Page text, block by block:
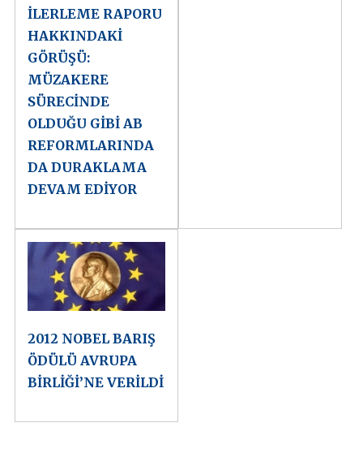
İLERLEME RAPORU
HAKKINDAKİ
GÖRÜŞÜ:
MÜZAKERE
SÜRECİNDE
OLDUĞU GİBİ AB
REFORMLARINDA
DA DURAKLAMA
DEVAM EDİYOR
2012 NOBEL BARIŞ
ÖDÜLÜ AVRUPA
BİRLİĞİ’NE VERİLDİ